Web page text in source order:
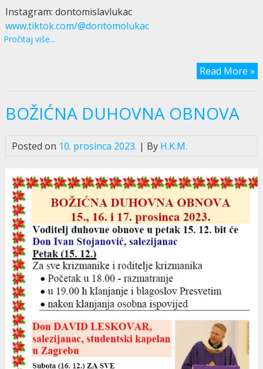
Instagram: dontomislavlukac
www.tiktok.com/@dontomolukac
Pročitaj više...
Read More »
BOŽIĆNA DUHOVNA OBNOVA
Posted on 10. prosinca 2023. | By H.K.M.